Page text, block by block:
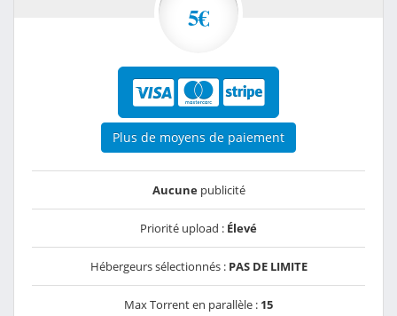
5€
Plus de moyens de paiement
Aucunepublicité
Priorité upload : Élevé
Hébergeurs sélectionnés : PAS DE LIMITE
Max Torrent en parallèle : 15